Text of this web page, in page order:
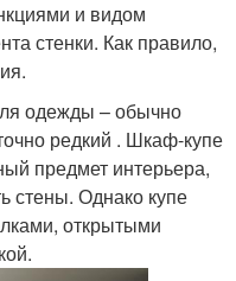
и видом
стенки. Как правило,
одежды – обычно
редкий . Шкаф-купе
предмет интерьера,
стены. Однако купе
открытыми